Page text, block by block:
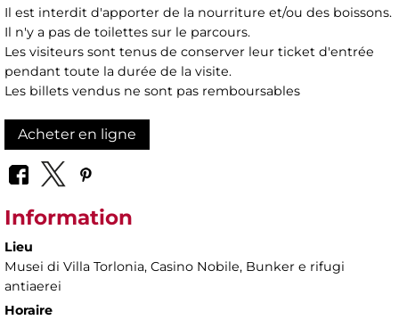
Il est interdit d'apporter de la nourriture et/ou des boissons.
Il n'y a pas de toilettes sur le parcours.
Les visiteurs sont tenus de conserver leur ticket d'entrée
pendant toute la durée de la visite.
Les billets vendus ne sont pas remboursables
Acheter en ligne
Information
Lieu
Musei di Villa Torlonia, Casino Nobile, Bunker e rifugi
antiaerei
Horaire